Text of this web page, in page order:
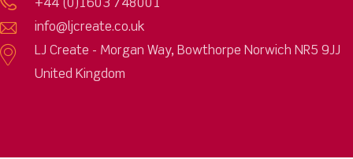
+44 (0)1603 748001
info@ljcreate.co.uk
LJ Create - Morgan Way, Bowthorpe Norwich NR5 9JJ
United Kingdom